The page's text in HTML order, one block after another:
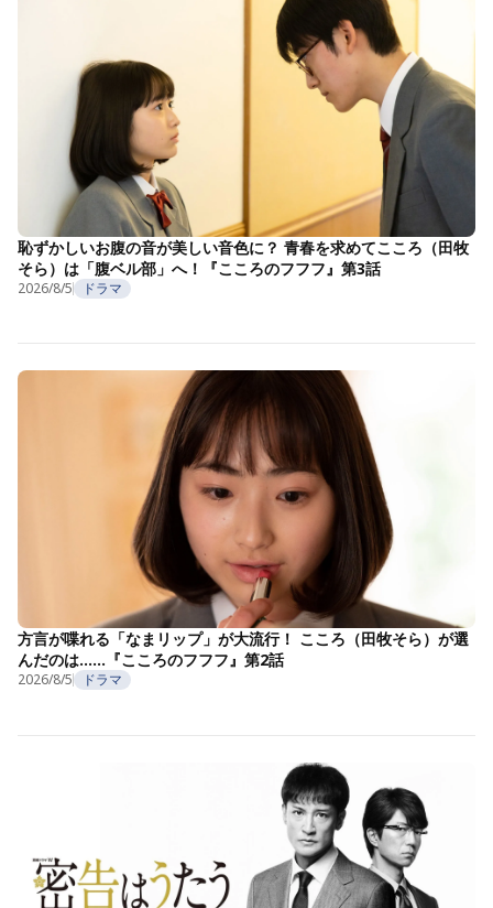
恥ずかしいお腹の音が美しい音色に？ 青春を求めてこころ（田牧
そら）は「腹ベル部」へ！『こころのフフフ』第3話
2026/8/5 ドラマ
方言が喋れる「なまリップ」が大流行！ こころ（田牧そら）が選
んだのは……『こころのフフフ』第2話
2026/8/5 ドラマ